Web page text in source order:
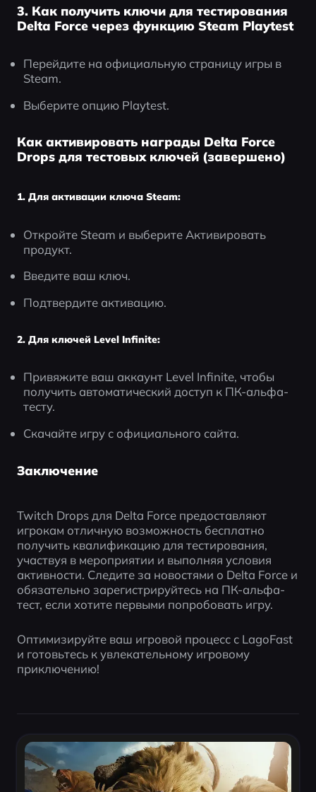
3. Как получить ключи для тестирования
Delta Force через функцию Steam Playtest
Перейдите на официальную страницу игры в
Steam.
Выберите опцию Playtest.
Как активировать награды Delta Force
Drops для тестовых ключей (завершено)
1. Для активации ключа Steam:
Откройте Steam и выберите Активировать
продукт.
Введите ваш ключ.
Подтвердите активацию.
2. Для ключей Level Infinite:
Привяжите ваш аккаунт Level Infinite, чтобы
получить автоматический доступ к ПК-альфа-
тесту.
Скачайте игру с официального сайта.
Заключение
Twitch Drops для Delta Force предоставляют
игрокам отличную возможность бесплатно
получить квалификацию для тестирования,
участвуя в мероприятии и выполняя условия
активности. Следите за новостями о Delta Force и
обязательно зарегистрируйтесь на ПК-альфа-
тест, если хотите первыми попробовать игру.
Оптимизируйте ваш игровой процесс с LagoFast
и готовьтесь к увлекательному игровому
приключению!